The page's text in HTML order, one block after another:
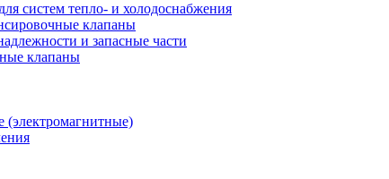
систем тепло- и холодоснабжения
клапаны
и запасные части
клапаны